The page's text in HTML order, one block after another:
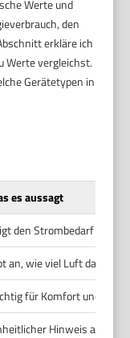
Werte und
den
erkläre ich
Werte vergleichst.
Gerätetypen in
es aussagt
den Strombedarf im
an, wie viel Luft das
für Komfort und
Hinweis auf